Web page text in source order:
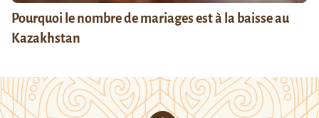
Pourquoi le nombre de mariages est à la baisse au
Kazakhstan